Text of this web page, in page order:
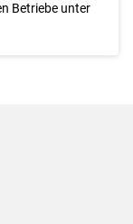
Betriebe unter